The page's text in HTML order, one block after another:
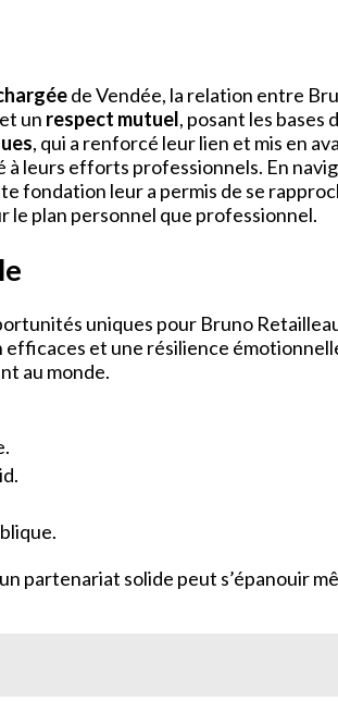
de Vendée, la relation entre
et un respect mutuel, posant les bases
, qui a renforcé leur lien et mis en
leurs efforts professionnels. En
fondation leur a permis de se
le plan personnel que professionnel.
uniques pour Bruno
et une résilience
au monde.
partenariat solide peut s’épanouir